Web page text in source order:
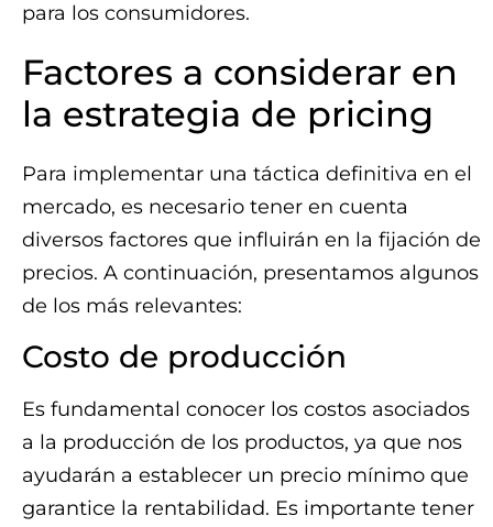
para los consumidores.
Factores a considerar en
la estrategia de pricing
Para implementar una táctica definitiva en el
mercado, es necesario tener en cuenta
diversos factores que influirán en la fijación de
precios. A continuación, presentamos algunos
de los más relevantes:
Costo de producción
Es fundamental conocer los costos asociados
a la producción de los productos, ya que nos
ayudarán a establecer un precio mínimo que
garantice la rentabilidad. Es importante tener